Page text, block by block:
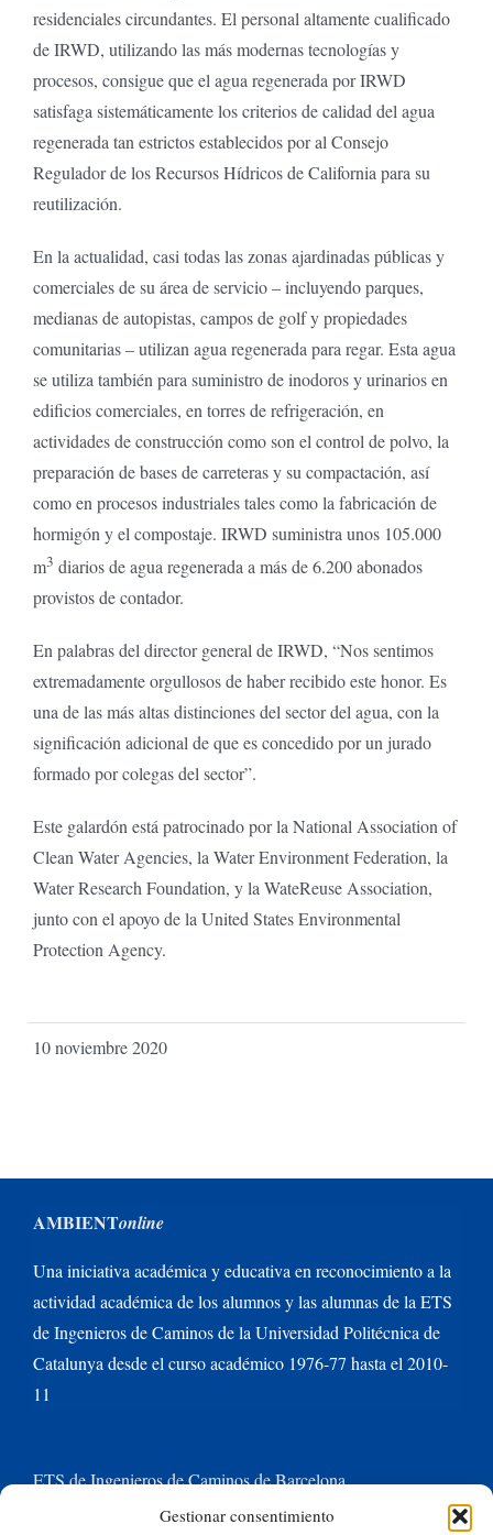
Gestionar consentimiento
residenciales circundantes. El personal altamente cualificado
de IRWD, utilizando las más modernas tecnologías y
procesos, consigue que el agua regenerada por IRWD
satisfaga sistemáticamente los criterios de calidad del agua
regenerada tan estrictos establecidos por al Consejo
Regulador de los Recursos Hídricos de California para su
reutilización.
En la actualidad, casi todas las zonas ajardinadas públicas y
comerciales de su área de servicio – incluyendo parques,
medianas de autopistas, campos de golf y propiedades
comunitarias – utilizan agua regenerada para regar. Esta agua
se utiliza también para suministro de inodoros y urinarios en
edificios comerciales, en torres de refrigeración, en
actividades de construcción como son el control de polvo, la
preparación de bases de carreteras y su compactación, así
como en procesos industriales tales como la fabricación de
hormigón y el compostaje. IRWD suministra unos 105.000
m3 diarios de agua regenerada a más de 6.200 abonados
provistos de contador.
En palabras del director general de IRWD, “Nos sentimos
extremadamente orgullosos de haber recibido este honor. Es
una de las más altas distinciones del sector del agua, con la
significación adicional de que es concedido por un jurado
formado por colegas del sector”.
Este galardón está patrocinado por la National Association of
Clean Water Agencies, la Water Environment Federation, la
Water Research Foundation, y la WateReuse Association,
junto con el apoyo de la United States Environmental
Protection Agency.
10 noviembre 2020
AMBIENTonline
Una iniciativa académica y educativa en reconocimiento a la
actividad académica de los alumnos y las alumnas de la ETS
de Ingenieros de Caminos de la Universidad Politécnica de
Catalunya desde el curso académico 1976-77 hasta el 2010-
11
ETS de Ingenieros de Caminos de Barcelona
Universitat Politècnica de Catalunya BarcelonaTech